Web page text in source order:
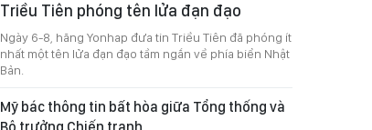
Triều Tiên phóng tên lửa đạn đạo
Ngày 6-8, hãng Yonhap đưa tin Triều Tiên đã phóng ít
nhất một tên lửa đạn đạo tầm ngắn về phía biển Nhật
Bản.
Mỹ bác thông tin bất hòa giữa Tổng thống và